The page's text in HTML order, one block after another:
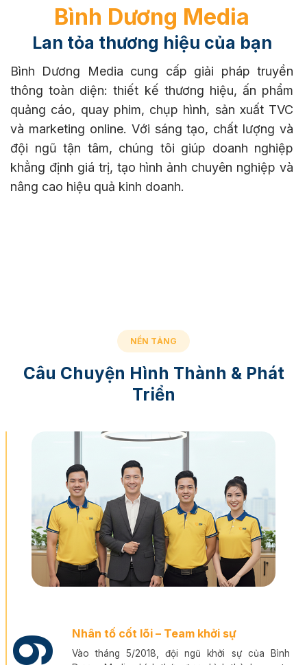
Bình Dương Media
Lan tỏa thương hiệu của bạn
Bình Dương Media cung cấp giải pháp truyền
thông toàn diện: thiết kế thương hiệu, ấn phẩm
quảng cáo, quay phim, chụp hình, sản xuất TVC
và marketing online. Với sáng tạo, chất lượng và
đội ngũ tận tâm, chúng tôi giúp doanh nghiệp
khẳng định giá trị, tạo hình ảnh chuyên nghiệp và
nâng cao hiệu quả kinh doanh.
NỀN TẢNG
Câu Chuyện Hình Thành & Phát
Triển
Nhân tố cốt lõi – Team khởi sự
Vào tháng 5/2018, đội ngũ khởi sự của Bình